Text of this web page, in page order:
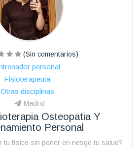
(Sin comentarios)
personal
Fisioterapeuta
Otras disciplinas
Madrid
Osteopatia Y
Personal
tu físico sin poner en riesgo tu salud?